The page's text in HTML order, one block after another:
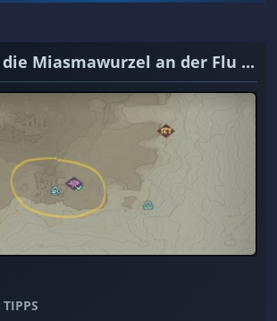
Miasmawurzel an der Flu ...
TIPPS